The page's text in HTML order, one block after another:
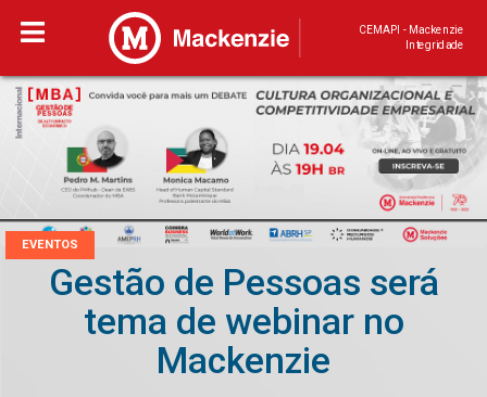
CEMAPI - Mackenzie
Integridade
EVENTOS
Gestão de Pessoas será
tema de webinar no
Mackenzie